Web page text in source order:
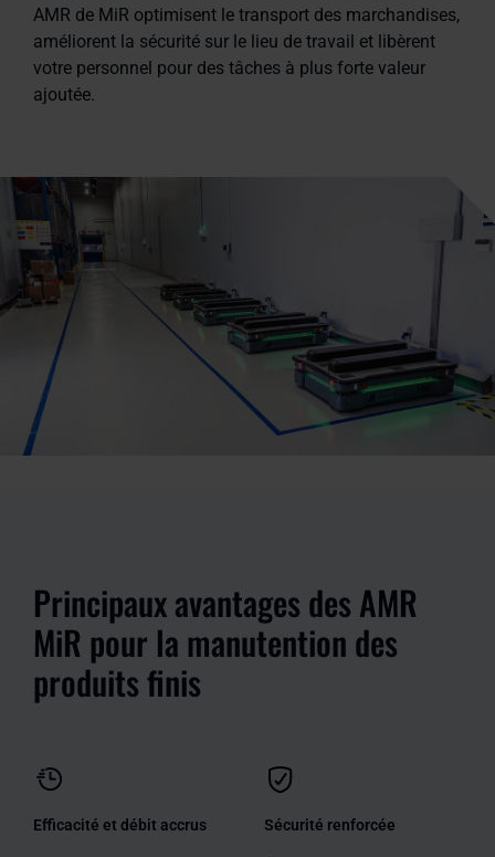
AMR de MiR optimisent le transport des marchandises,
améliorent la sécurité sur le lieu de travail et libèrent
votre personnel pour des tâches à plus forte valeur
ajoutée.
Principaux avantages des AMR
MiR pour la manutention des
produits finis
Efficacité et débit accrus Sécurité renforcée